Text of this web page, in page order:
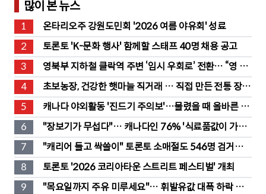
많이 본 뉴스
1
온타리오주 강원도민회 '2026 여름 야유회' 성료
2
토론토 'K-문화 행사' 함께할 스태프 40명 채용 공고
3
영북부 지하철 클락역 주변 ‘임시 우회로’ 전환… “영 스
트리트 바뀐다”
4
초보농장, 건강한 햇마늘 직거래 … 직접 만든 전통 장류
도 판매
5
캐나다 야외활동 '진드기 주의보'…물렸을 때 올바른 대
처법은?
6
"장보기가 무섭다"… 캐나다인 76% '식료품값이 가장
부담'
7
"캐리어 들고 싹쓸이" 토론토 소매절도 546명 검거…
훔친 물건 재유통
8
토론토 '2026 코리아타운 스트리트 페스티벌' 개최
9
"목요일까지 주유 미루세요"… 휘발유값 대폭 하락 예